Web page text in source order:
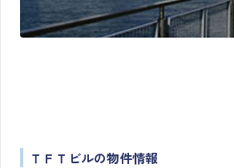
ＴＦＴビルの物件情報